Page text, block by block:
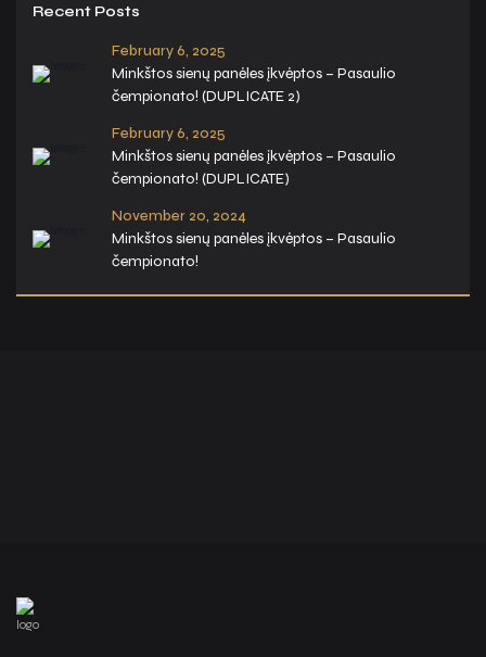
Recent Posts
February 6, 2025
Minkštos sienų panėles įkvėptos – Pasaulio
čempionato! (DUPLICATE 2)
February 6, 2025
Minkštos sienų panėles įkvėptos – Pasaulio
čempionato! (DUPLICATE)
November 20, 2024
Minkštos sienų panėles įkvėptos – Pasaulio
čempionato!